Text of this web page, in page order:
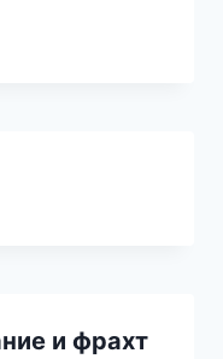
и фрахт